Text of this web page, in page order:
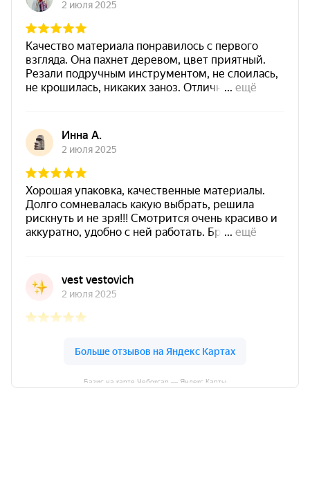
Базис на карте Чебоксар — Яндекс Карты